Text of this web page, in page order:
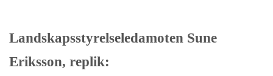
Landskapsstyrelseledamoten Sune
Eriksson, replik: